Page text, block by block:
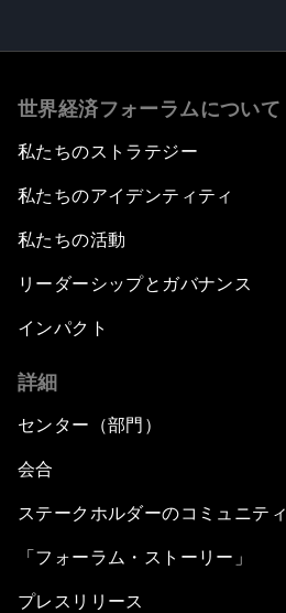
世界経済フォーラムについて
私たちのストラテジー
私たちのアイデンティティ
私たちの活動
リーダーシップとガバナンス
インパクト
詳細
センター（部門）
会合
ステークホルダーのコミュニティ
「フォーラム・ストーリー」
プレスリリース